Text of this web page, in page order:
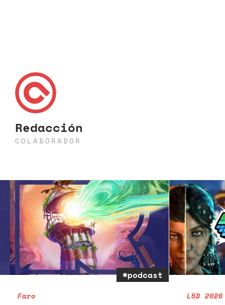
Redacción
COLABORADOR
#podcast
Faro L5D 2026